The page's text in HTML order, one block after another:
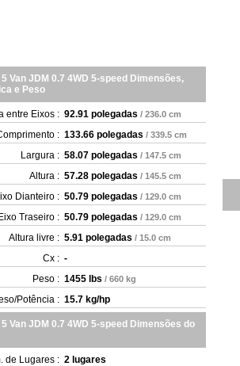
Van JDM 0.7 4WD 5-speed Dimensões,
e Peso
entre Eixos : 92.91 polegadas / 236.0 cm
: 133.66 polegadas / 339.5 cm
Largura : 58.07 polegadas / 147.5 cm
Altura : 57.28 polegadas / 145.5 cm
Dianteiro : 50.79 polegadas / 129.0 cm
Traseiro : 50.79 polegadas / 129.0 cm
Altura livre : 5.91 polegadas / 15.0 cm
Cx : -
Peso : 1455 lbs / 660 kg
Potência : 15.7 kg/hp
Van JDM 0.7 4WD 5-speed Dimensões do
de Lugares : 2 lugares